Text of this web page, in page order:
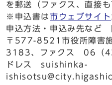
を郵送（ファクス、直接も
※申込書は市ウェブサイト
申込方法・申込み先など
〒577-8521市役所障害
3183、ファクス 06（
ドレス suishinka-